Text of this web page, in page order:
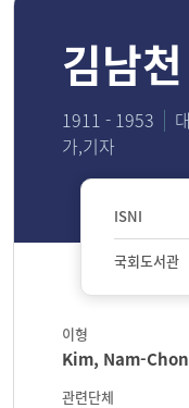
김남천
1911 - 1953
가,기자
ISNI
국회도서관
이형
Kim, Nam-Chon
관련단체